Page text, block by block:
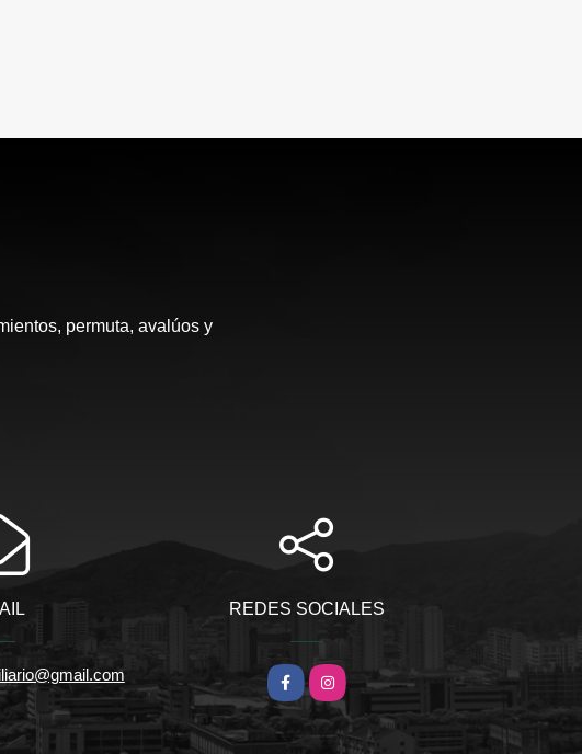
permuta, avalúos y
REDES SOCIALES
FacebookInstagram